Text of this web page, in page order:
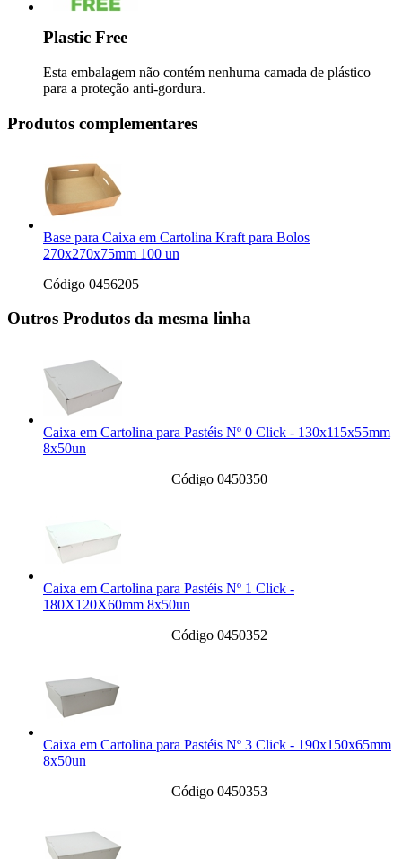
Plastic Free
Esta embalagem não contém nenhuma camada de plástico
para a proteção anti-gordura.
Produtos complementares
Base para Caixa em Cartolina Kraft para Bolos
270x270x75mm 100 un
Código 0456205
Outros Produtos da mesma linha
Caixa em Cartolina para Pastéis Nº 0 Click - 130x115x55mm
8x50un
Código 0450350
Caixa em Cartolina para Pastéis Nº 1 Click -
180X120X60mm 8x50un
Código 0450352
Caixa em Cartolina para Pastéis Nº 3 Click - 190x150x65mm
8x50un
Código 0450353